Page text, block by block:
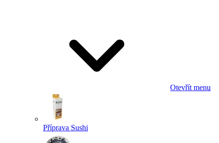
Otevřít menu
Příprava Sushi